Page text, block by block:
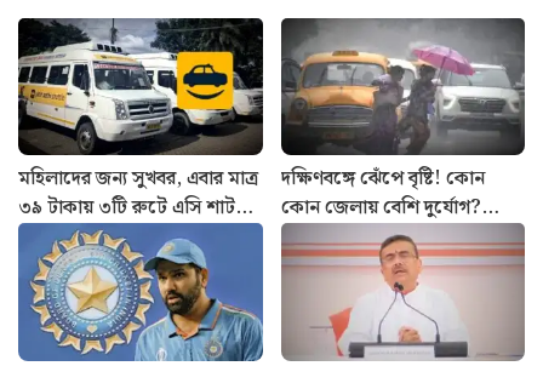
মহিলাদের জন্য সুখবর, এবার মাত্র
৩৯ টাকায় ৩টি রুটে এসি শাটল
পরিষেবা চালু Yatri Sathi-র
দক্ষিণবঙ্গে ঝেঁপে বৃষ্টি! কোন
কোন জেলায় বেশি দুর্যোগ?
আজকের আবহাওয়ার খবর